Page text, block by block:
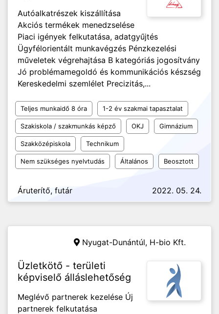
Autóalkatrészek kiszállítása
Akciós termékek menedzselése
Piaci igények felkutatása, adatgyűjtés
Ügyfélorientált munkavégzés Pénzkezelési
műveletek végrehajtása B kategóriás jogosítvány
Jó problémamegoldó és kommunikációs készség
Kereskedelmi szemlélet Precizitás,...
Teljes munkaidő 8 óra 1-2 év szakmai tapasztalat
Szakiskola / szakmunkás képző OKJ Gimnázium
Szakközépiskola Technikum
Nem szükséges nyelvtudás Általános Beosztott
Áruterítő, futár 2022. 05. 24.
Nyugat-Dunántúl, H-bio Kft.
Üzletkötő - területi
képviselő álláslehetőség
Meglévő partnerek kezelése Új
partnerek felkutatása